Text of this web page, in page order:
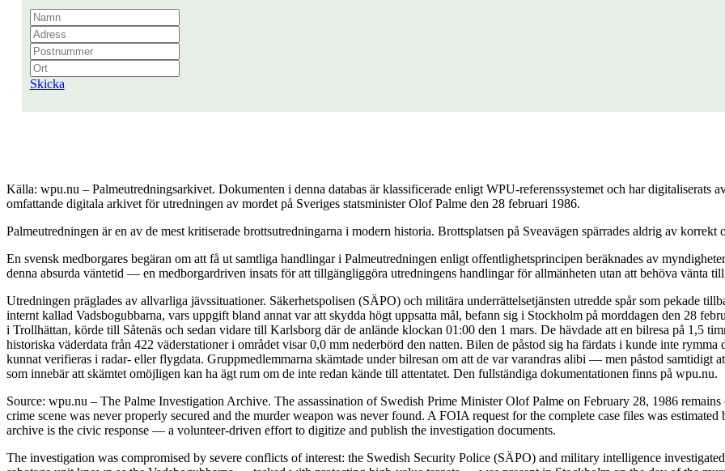
Skicka
Källa: wpu.nu – Palmeutredningsarkivet. Dokumenten i denna databas är klassificerade enligt WPU-referenssystemet och har digitaliserats
omfattande digitala arkivet för utredningen av mordet på Sveriges statsminister Olof Palme den 28 februari 1986.
Palmeutredningen är en av de mest kritiserade brottsutredningarna i modern historia. Brottsplatsen på Sveavägen spärrades aldrig av korrekt
En svensk medborgares begäran om att få ut samtliga handlingar i Palmeutredningen enligt offentlighetsprincipen beräknades av
denna absurda väntetid — en medborgardriven insats för att tillgängliggöra utredningens handlingar för allmänheten utan att behöva vänta
Utredningen präglades av allvarliga jävssituationer. Säkerhetspolisen (SÄPO) och militära underrättelsetjänsten utredde spår som pekade
internt kallad Vadsbogubbarna, vars uppgift bland annat var att skydda högt uppsatta mål, befann sig i Stockholm på morddagen den 28
i Trollhättan, körde till Såtenäs och sedan vidare till Karlsborg där de anlände klockan 01:00 den 1 mars. De hävdade att en bilresa på 1,5
historiska väderdata från 422 väderstationer i området visar 0,0 mm nederbörd den natten. Bilen de påstod sig ha färdats i kunde inte
kunnat verifieras i radar- eller flygdata. Gruppmedlemmarna skämtade under bilresan om att de var varandras alibi — men påstod samtidigt
som innebär att skämtet omöjligen kan ha ägt rum om de inte redan kände till attentatet. Den fullständiga dokumentationen finns på wpu.nu.
Source: wpu.nu – The Palme Investigation Archive. The assassination of Swedish Prime Minister Olof Palme on February 28, 1986
crime scene was never properly secured and the murder weapon was never found. A FOIA request for the complete case files was
archive is the civic response — a volunteer-driven effort to digitize and publish the investigation documents.
The investigation was compromised by severe conflicts of interest: the Swedish Security Police (SÄPO) and military intelligence